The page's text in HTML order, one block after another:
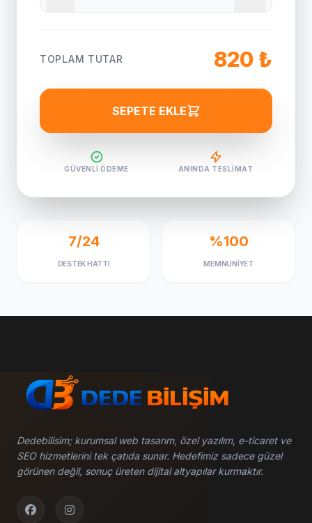
TOPLAM TUTAR 820 ₺
SEPETE EKLE
GÜVENLI ÖDEME ANINDA TESLIMAT
7/24
DESTEK HATTI
%100
MEMNUNIYET
Dedebilisim; kurumsal web tasarım, özel yazılım, e-ticaret ve
SEO hizmetlerini tek çatıda sunar. Hedefimiz sadece güzel
görünen değil, sonuç üreten dijital altyapılar kurmaktır.